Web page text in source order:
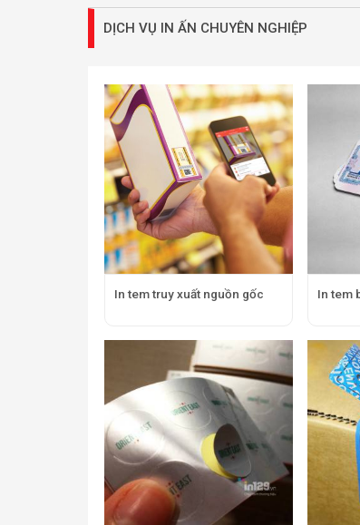
DỊCH VỤ IN ẤN CHUYÊN NGHIỆP
In tem truy xuất nguồn gốc In tem